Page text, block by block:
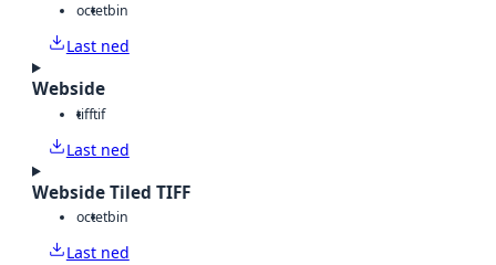
octetbin
Last ned
Webside
tifftif
Last ned
Webside Tiled TIFF
octetbin
Last ned